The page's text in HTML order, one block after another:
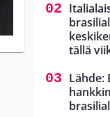
tällä
Lähde: